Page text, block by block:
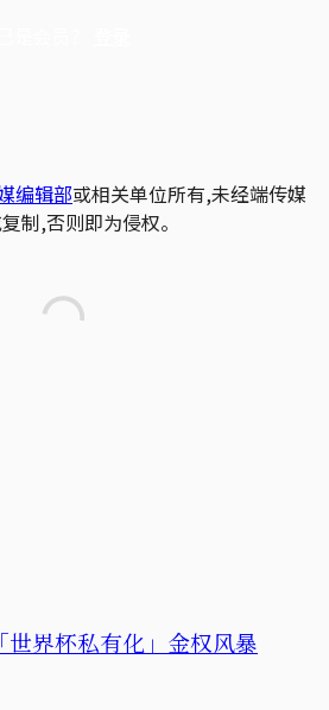
编辑部或相关单位所有,未经端传媒
制,否则即为侵权。
界杯私有化」金权风暴